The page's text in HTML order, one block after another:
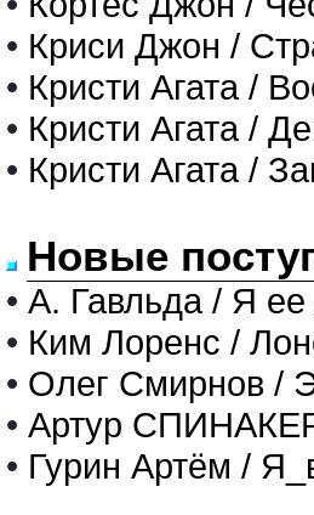
• Криси Джон /
• Кристи Агата /
• Кристи Агата /
• Кристи Агата /
Новые
• А. Гавльда / Я
• Ким Лоренс /
• Олег Смирнов /
• Артур
• Гурин Артём /